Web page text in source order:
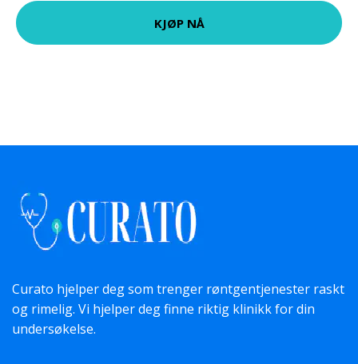
KJØP NÅ
Curato hjelper deg som trenger røntgentjenester raskt
og rimelig. Vi hjelper deg finne riktig klinikk for din
undersøkelse.